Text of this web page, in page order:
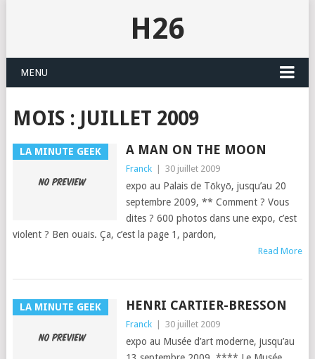
H26
MENU
MOIS : JUILLET 2009
LA MINUTE GEEK A MAN ON THE MOON
Franck 30 juillet 2009
expo au Palais de Tōkyō, jusqu’au 20
sep­tem­bre 2009, ** Com­ment ? Vous
dites ? 600 pho­tos dans une expo, c’est
violent ? Ben ouais. Ça, c’est la page 1, par­don,
Read More
LA MINUTE GEEK HENRI CARTIER-BRESSON
Franck 30 juillet 2009
expo au Musée d’art mod­erne, jusqu’au